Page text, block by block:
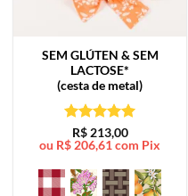
SEM GLÚTEN & SEM
LACTOSE*
(cesta de metal)
Avaliação5
de 5
R$213,00
ou R$206,61com Pix